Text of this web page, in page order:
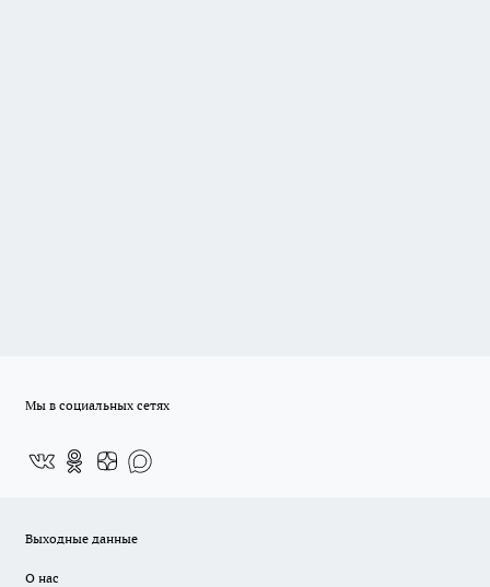
Мы в социальных сетях
Выходные данные
О нас